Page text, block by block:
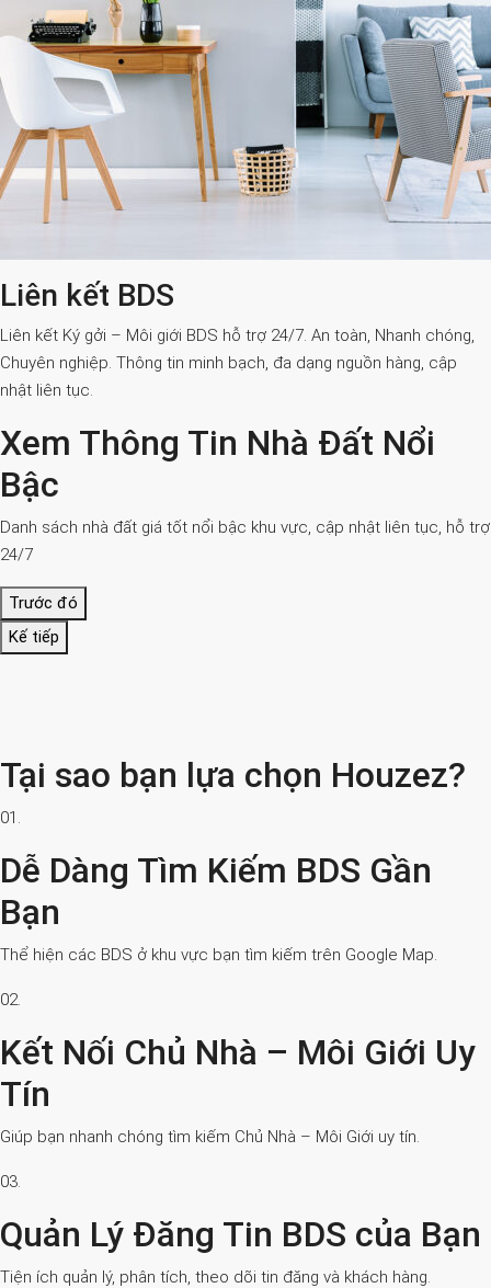
Liên kết BDS
Liên kết Ký gởi – Môi giới BDS hỗ trợ 24/7. An toàn, Nhanh chóng,
Chuyên nghiệp. Thông tin minh bạch, đa dạng nguồn hàng, cập
nhật liên tục.
Xem Thông Tin Nhà Đất Nổi
Bậc
Danh sách nhà đất giá tốt nổi bậc khu vực, cập nhật liên tục, hỗ trợ
24/7
Trước đó
Kế tiếp
Tại sao bạn lựa chọn Houzez?
01.
Dễ Dàng Tìm Kiếm BDS Gần
Bạn
Thể hiện các BDS ở khu vực bạn tìm kiếm trên Google Map.
02.
Kết Nối Chủ Nhà – Môi Giới Uy
Tín
Giúp bạn nhanh chóng tìm kiếm Chủ Nhà – Môi Giới uy tín.
03.
Quản Lý Đăng Tin BDS của Bạn
Tiện ích quản lý, phân tích, theo dõi tin đăng và khách hàng.